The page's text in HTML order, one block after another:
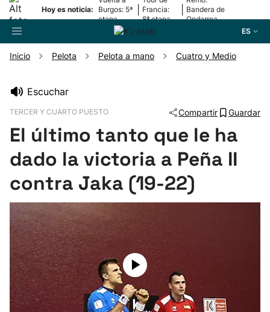
Hoy es noticia:
Burgos: 5ª
etapa
Francia:
8ª etapa
Bandera de
Ondarroa
ES
Pelota
Remo
Baloncesto
Ciclismo
Herri-kirolak
Inicio Pelota Pelota a mano Cuatro y Medio
Escuchar
TERCER Y CUARTO PUESTO Compartir Guardar
El último tanto que le ha
dado la victoria a Peña II
contra Jaka (19-22)